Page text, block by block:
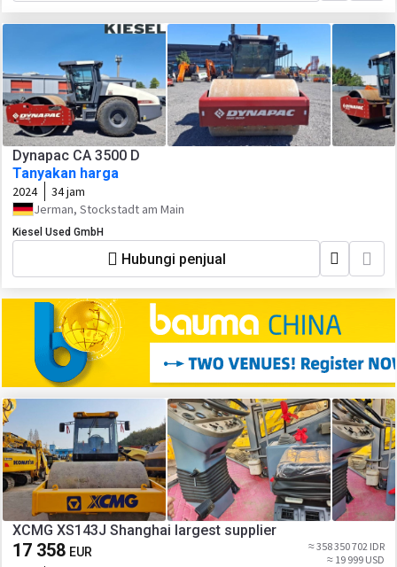
Dynapac CA 3500 D
Tanyakan harga
2024
34 jam
Jerman, Stockstadt am Main
Kiesel Used GmbH
Hubungi penjual
XCMG XS143J Shanghai largest supplier
17 358 EUR
≈ 358 350 702 IDR
≈ 19 999 USD